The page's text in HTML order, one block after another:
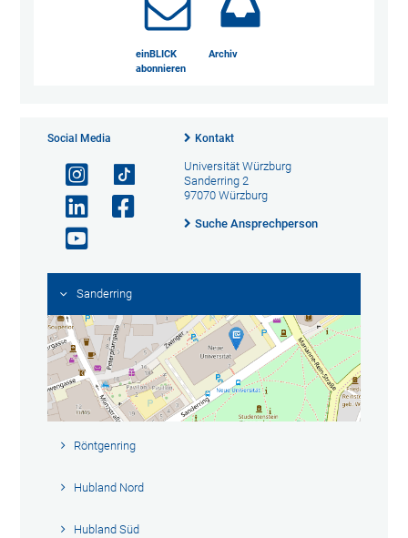
einBLICK
abonnieren
Archiv
Social Media Kontakt
Universität Würzburg
Sanderring 2
97070 Würzburg
Suche Ansprechperson
Sanderring
Röntgenring
Hubland Nord
Hubland Süd